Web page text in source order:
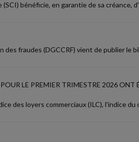
bénéficie, en garantie de sa créance,
fraudes (DGCCRF) vient de publier le
LE PREMIER TRIMESTRE 2026 ONT
des loyers commerciaux (ILC), l'indice du